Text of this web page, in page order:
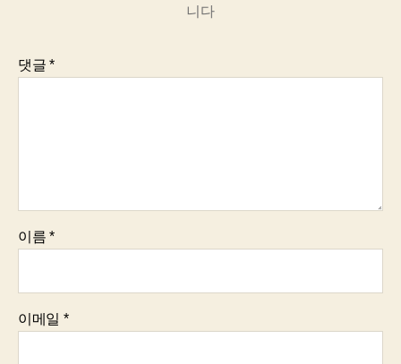
니다
댓글*
이름*
이메일 *